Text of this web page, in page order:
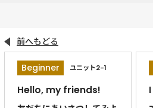
前へもどる
Beginner ユニット2-1
Hello, my friends!